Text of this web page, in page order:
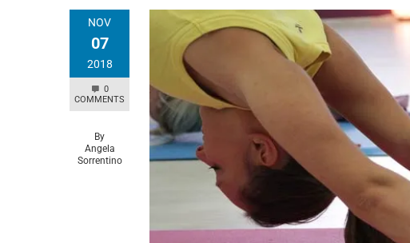
NOV
07
2018
0
COMMENTS
By
Angela
Sorrentino